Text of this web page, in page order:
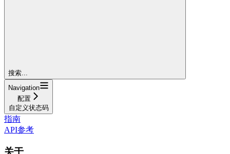
搜索...
Navigation
配置
自定义状态码
指南
API参考
关于